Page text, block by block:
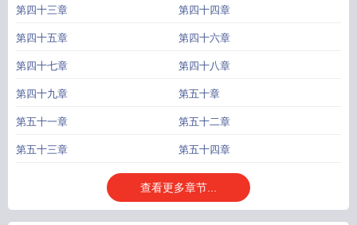
第四十三章 第四十四章
第四十五章 第四十六章
第四十七章 第四十八章
第四十九章 第五十章
第五十一章 第五十二章
第五十三章 第五十四章
查看更多章节...